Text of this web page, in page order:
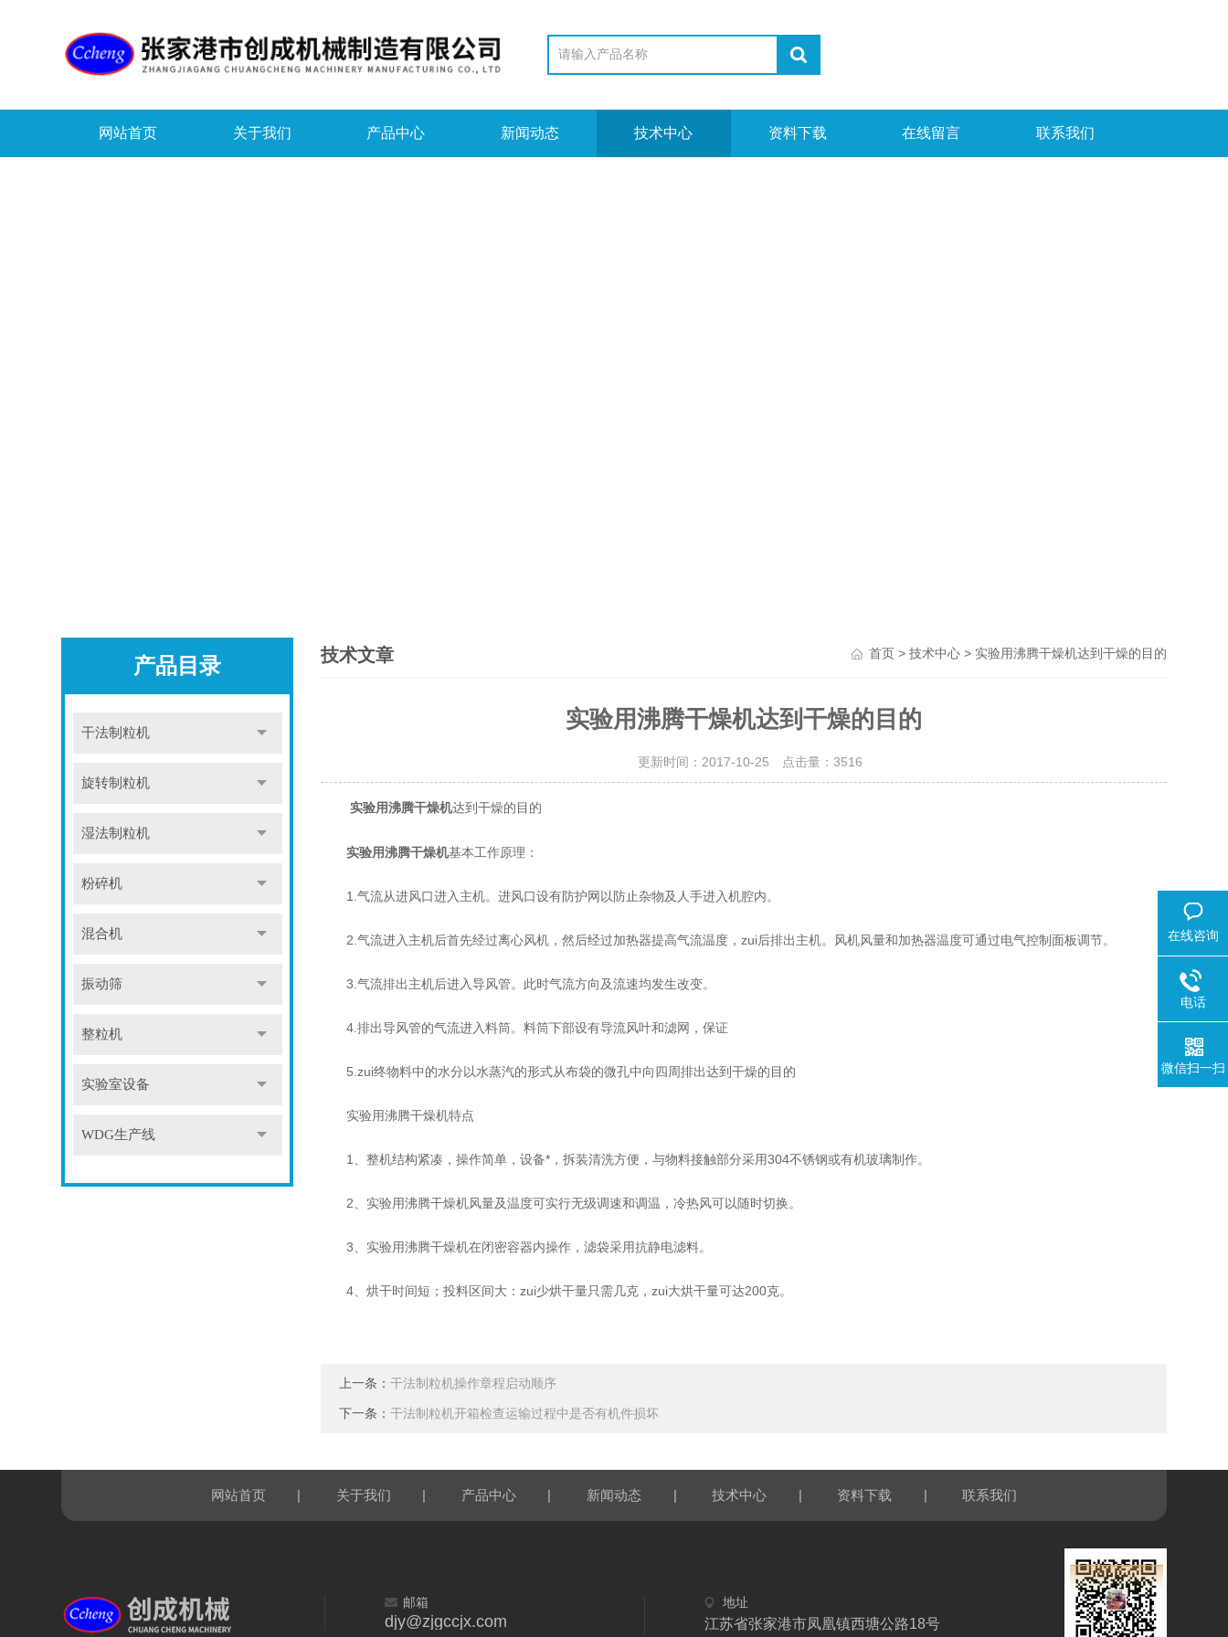
网站首页 关于我们 产品中心 新闻动态 技术中心 资料下载 在线留言 联系我们
产品目录
干法制粒机
旋转制粒机
湿法制粒机
粉碎机
混合机
振动筛
整粒机
实验室设备
WDG生产线
技术文章 首页> 技术中心> 实验用沸腾干燥机达到干燥的目的
实验用沸腾干燥机达到干燥的目的
更新时间：2017-10-25 点击量：3516
实验用沸腾干燥机达到干燥的目的
实验用沸腾干燥机基本工作原理：
1.气流从进风口进入主机。进风口设有防护网以防止杂物及人手进入机腔内。
2.气流进入主机后首先经过离心风机，然后经过加热器提高气流温度，zui后排出主机。风机风量和加热器温度可通过电气控制面板调节。
3.气流排出主机后进入导风管。此时气流方向及流速均发生改变。
4.排出导风管的气流进入料筒。料筒下部设有导流风叶和滤网，保证
5.zui终物料中的水分以水蒸汽的形式从布袋的微孔中向四周排出达到干燥的目的
实验用沸腾干燥机特点
1、整机结构紧凑，操作简单，设备*，拆装清洗方便，与物料接触部分采用304不锈钢或有机玻璃制作。
2、实验用沸腾干燥机风量及温度可实行无级调速和调温，冷热风可以随时切换。
3、实验用沸腾干燥机在闭密容器内操作，滤袋采用抗静电滤料。
4、烘干时间短；投料区间大：zui少烘干量只需几克，zui大烘干量可达200克。
上一条：干法制粒机操作章程启动顺序
下一条：干法制粒机开箱检查运输过程中是否有机件损坏
网站首页 | 关于我们 | 产品中心 | 新闻动态 | 技术中心 | 资料下载 | 联系我们
邮箱
djy@zjgccjx.com
地址
江苏省张家港市凤凰镇西塘公路18号
在线咨询
电话
微信扫一扫